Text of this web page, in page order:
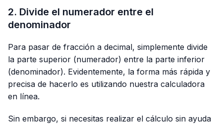
2. Divide el numerador entre el
denominador
Para pasar de fracción a decimal, simplemente divide
la parte superior (numerador) entre la parte inferior
(denominador). Evidentemente, la forma más rápida y
precisa de hacerlo es utilizando nuestra calculadora
en línea.
Sin embargo, si necesitas realizar el cálculo sin ayuda